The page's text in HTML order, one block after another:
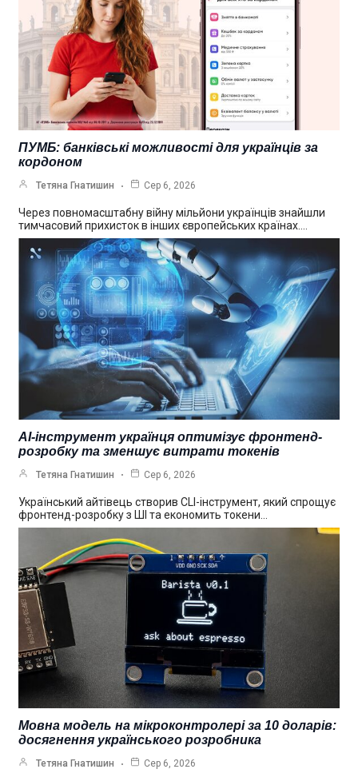
ПУМБ: банківські можливості для українців за
кордоном
Тетяна Гнатишин Сер 6, 2026
Через повномасштабну війну мільйони українців знайшли
тимчасовий прихисток в інших європейських країнах.…
AI-інструмент українця оптимізує фронтенд-
розробку та зменшує витрати токенів
Тетяна Гнатишин Сер 6, 2026
Український айтівець створив CLI-інструмент, який спрощує
фронтенд-розробку з ШІ та економить токени…
Мовна модель на мікроконтролері за 10 доларів:
досягнення українського розробника
Тетяна Гнатишин Сер 6, 2026